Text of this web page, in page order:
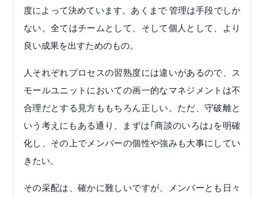
度によって決めています。あくまで 管理は手段でしか
ない。全てはチームとして、そして個人として、より
良い成果を出すためのもの。
人それぞれプロセスの習熟度には違いがあるので、ス
モールユニットにおいての画一的なマネジメントは不
合理だとする見方ももちろん正しい。ただ、守破離と
いう考えにもある通り、まずは「商談のいろは」を明確
化し、その上でメンバーの個性や強みも大事にしてい
きたい。
その采配は、確かに難しいですが、メンバーとも日々